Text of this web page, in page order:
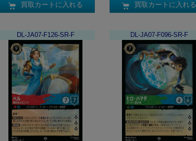
買取カートに入れる 買取カートに入れる
DL-JA07-F126-SR-F DL-JA07-F096-SR-F